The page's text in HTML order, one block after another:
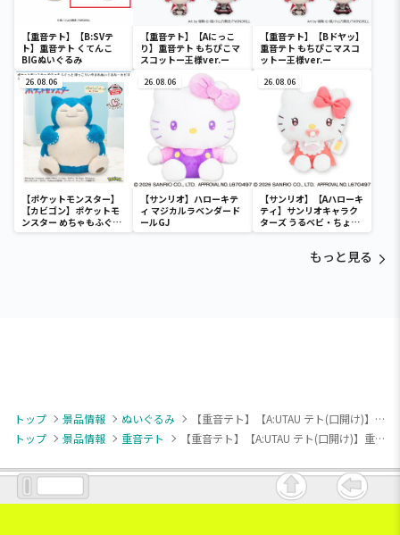
【重音テト】【B:SVテ
ト】重音テト くてんこ
BIGぬいぐるみ
【重音テト】【Aにっこ
り】重音テト もちぴこマ
スコットー王様ver.ー
【重音テト】【Bドヤッ】
重音テト もちぴこマスコ
ットー王様ver.ー
26.08.06
【ポケットモンスター】
【カビゴン】ポケットモ
ンスター めちゃもふぐっ
と ほっこりいやされぬい
26.08.06
【サンリオ】ハローキテ
ィ マジカルラベンダード
ールGJ
26.08.06
【サンリオ】【Aハローキ
ティ】サンリオキャラク
ターズ うるベビ・ちょい
デカドール
もっと見る
トップ 景品情報 ぬいぐるみ
【重音テト】【A:UTAU テト(口開け)】重音テト ぬいぷりけおすわり
トップ
景品情報 重音テト 【重音テト】【A:UTAU テト(口開け)】重音テト ぬいぷりけおすわり